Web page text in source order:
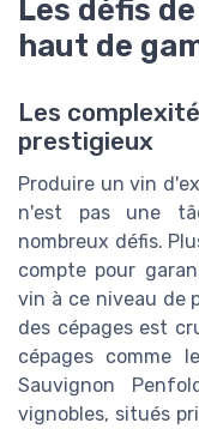
Les défis
haut de
Les
prestigieux
Produire un vin
n'est pas une
nombreux défis.
compte pour
vin à ce niveau de
des cépages est
cépages comme
Sauvignon
vignobles, situés